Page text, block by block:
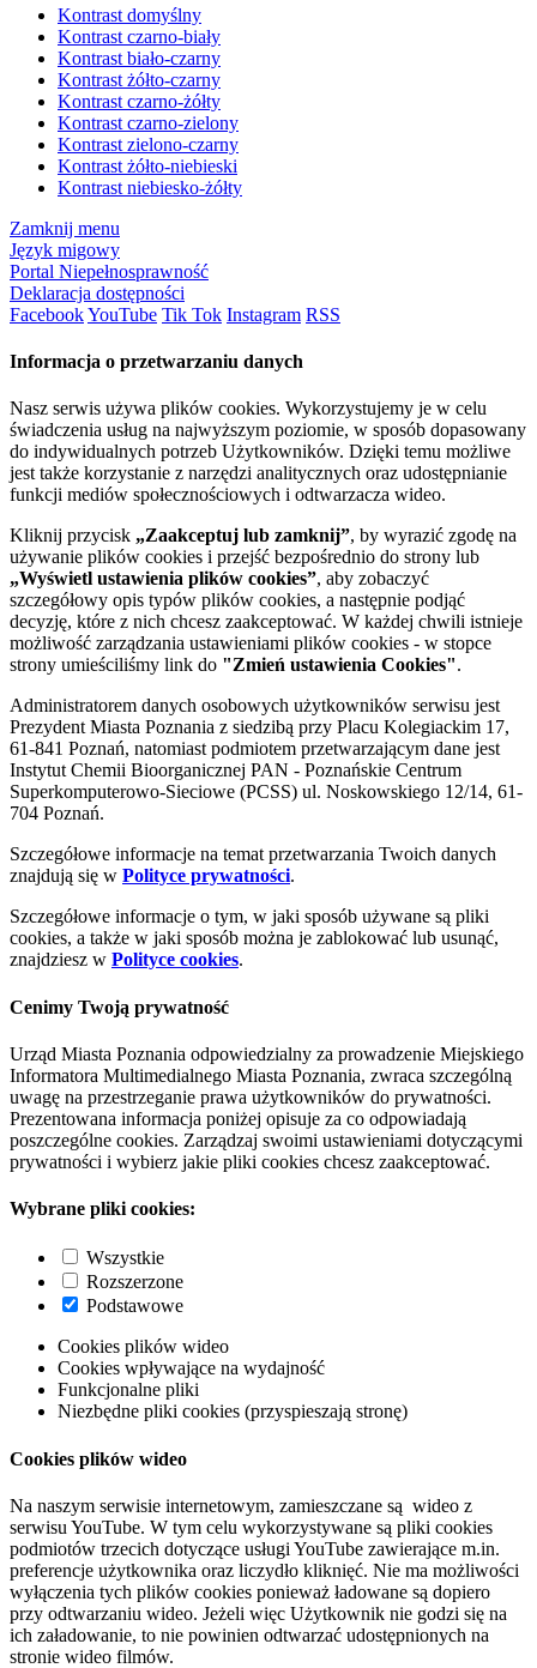
Kontrast domyślny
Kontrast czarno-biały
Kontrast biało-czarny
Kontrast żółto-czarny
Kontrast czarno-żółty
Kontrast czarno-zielony
Kontrast zielono-czarny
Kontrast żółto-niebieski
Kontrast niebiesko-żółty
Zamknij menu
Język migowy
Portal Niepełnosprawność
Deklaracja dostępności
FacebookYouTube Tik Tok Instagram RSS
Informacja o przetwarzaniu danych
Nasz serwis używa plików cookies. Wykorzystujemy je w celu
świadczenia usług na najwyższym poziomie, w sposób dopasowany
do indywidualnych potrzeb Użytkowników. Dzięki temu możliwe
jest także korzystanie z narzędzi analitycznych oraz udostępnianie
funkcji mediów społecznościowych i odtwarzacza wideo.
Kliknij przycisk „Zaakceptuj lub zamknij”, by wyrazić zgodę na
używanie plików cookies i przejść bezpośrednio do strony lub
„Wyświetl ustawienia plików cookies”, aby zobaczyć
szczegółowy opis typów plików cookies, a następnie podjąć
decyzję, które z nich chcesz zaakceptować. W każdej chwili istnieje
możliwość zarządzania ustawieniami plików cookies - w stopce
strony umieściliśmy link do "Zmień ustawienia Cookies".
Administratorem danych osobowych użytkowników serwisu jest
Prezydent Miasta Poznania z siedzibą przy Placu Kolegiackim 17,
61-841 Poznań, natomiast podmiotem przetwarzającym dane jest
Instytut Chemii Bioorganicznej PAN - Poznańskie Centrum
Superkomputerowo-Sieciowe (PCSS) ul. Noskowskiego 12/14, 61-
704 Poznań.
Szczegółowe informacje na temat przetwarzania Twoich danych
znajdują się w Polityce prywatności.
Szczegółowe informacje o tym, w jaki sposób używane są pliki
cookies, a także w jaki sposób można je zablokować lub usunąć,
znajdziesz w Polityce cookies.
Cenimy Twoją prywatność
Urząd Miasta Poznania odpowiedzialny za prowadzenie Miejskiego
Informatora Multimedialnego Miasta Poznania, zwraca szczególną
uwagę na przestrzeganie prawa użytkowników do prywatności.
Prezentowana informacja poniżej opisuje za co odpowiadają
poszczególne cookies. Zarządzaj swoimi ustawieniami dotyczącymi
prywatności i wybierz jakie pliki cookies chcesz zaakceptować.
Wybrane pliki cookies:
Wszystkie
Rozszerzone
Podstawowe
Cookies plików wideo
Cookies wpływające na wydajność
Funkcjonalne pliki
Niezbędne pliki cookies (przyspieszają stronę)
Cookies plików wideo
Na naszym serwisie internetowym, zamieszczane są wideo z
serwisu YouTube. W tym celu wykorzystywane są pliki cookies
podmiotów trzecich dotyczące usługi YouTube zawierające m.in.
preferencje użytkownika oraz liczydło kliknięć. Nie ma możliwości
wyłączenia tych plików cookies ponieważ ładowane są dopiero
przy odtwarzaniu wideo. Jeżeli więc Użytkownik nie godzi się na
ich załadowanie, to nie powinien odtwarzać udostępnionych na
stronie wideo filmów.